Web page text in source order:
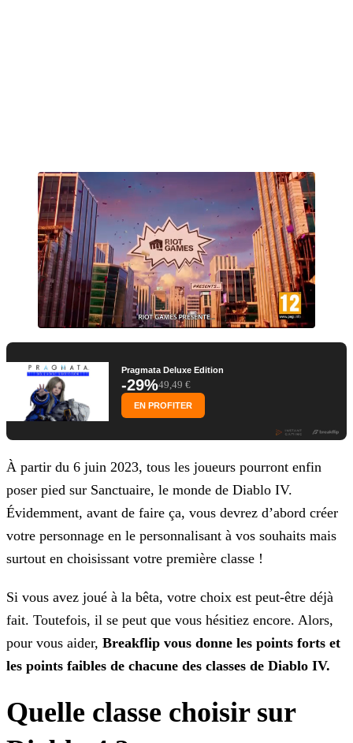
Pragmata Deluxe Edition
-29%49,49 €
EN PROFITER
À partir du 6 juin 2023, tous les joueurs pourront enfin
poser pied sur Sanctuaire, le monde de Diablo IV.
Évidemment, avant de faire ça, vous devrez d’abord créer
votre personnage en le personnalisant à vos souhaits mais
surtout en choisissant votre première classe !
Si vous avez joué à la bêta, votre choix est peut-être déjà
fait. Toutefois, il se peut que vous hésitiez encore. Alors,
pour vous aider, Breakflip vous donne les points forts et
les points faibles de chacune des classes de Diablo IV.
Quelle classe choisir sur